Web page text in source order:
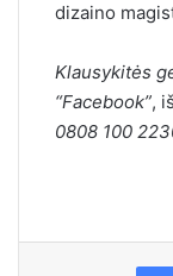
dizaino
Klausykitės
“Facebook”,
0808 100